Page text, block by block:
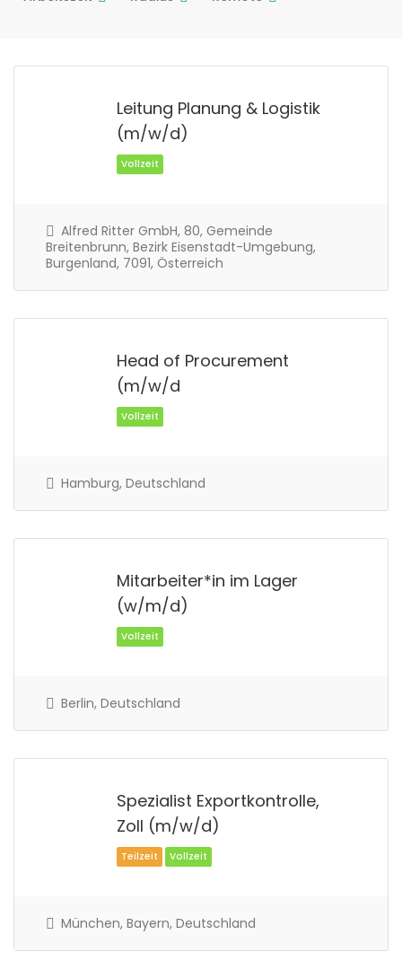
Leitung Planung & Logistik
(m/w/d)
Alfred Ritter GmbH, 80, Gemeinde
Breitenbrunn, Bezirk Eisenstadt-Umgebung,
Burgenland, 7091, Österreich
Head of Procurement
(m/w/d
Vollzeit
Hamburg, Deutschland
Mitarbeiter*in im Lager
(w/m/d)
Vollzeit
Berlin, Deutschland
Spezialist Exportkontrolle,
Zoll (m/w/d)
München, Bayern, Deutschland